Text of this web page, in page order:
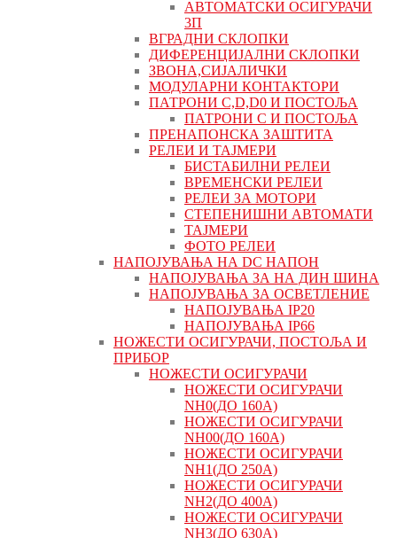
АВТОМАТСКИ ОСИГУРАЧИ
3П
ВГРАДНИ СКЛОПКИ
ДИФЕРЕНЦИЈАЛНИ СКЛОПКИ
ЗВОНА,СИЈАЛИЧКИ
МОДУЛАРНИ КОНТАКТОРИ
ПАТРОНИ C,D,D0 И ПОСТОЉА
ПАТРОНИ C И ПОСТОЉА
ПРЕНАПОНСКА ЗАШТИТА
РЕЛЕИ И ТАЈМЕРИ
БИСТАБИЛНИ РЕЛЕИ
ВРЕМЕНСКИ РЕЛЕИ
РЕЛЕИ ЗА МОТОРИ
СТЕПЕНИШНИ АВТОМАТИ
ТАЈМЕРИ
ФОТО РЕЛЕИ
НАПОЈУВАЊА НА DC НАПОН
НАПОЈУВАЊА ЗА НА ДИН ШИНА
НАПОЈУВАЊА ЗА ОСВЕТЛЕНИЕ
НАПОЈУВАЊА IP20
НАПОЈУВАЊА IP66
НОЖЕСТИ ОСИГУРАЧИ, ПОСТОЉА И
ПРИБОР
НОЖЕСТИ ОСИГУРАЧИ
НОЖЕСТИ ОСИГУРАЧИ
NH0(ДО 160А)
НОЖЕСТИ ОСИГУРАЧИ
NH00(ДО 160А)
НОЖЕСТИ ОСИГУРАЧИ
NH1(ДО 250А)
НОЖЕСТИ ОСИГУРАЧИ
NH2(ДО 400А)
НОЖЕСТИ ОСИГУРАЧИ
NH3(ДО 630А)